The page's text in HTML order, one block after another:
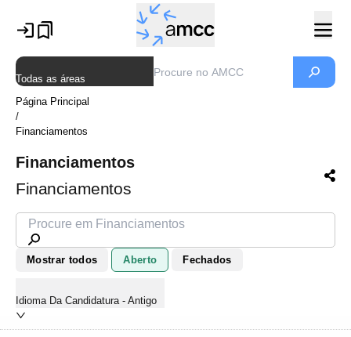
Todas as áreas
Página Principal
/
Financiamentos
Financiamentos
Financiamentos
Mostrar todos Aberto Fechados
Idioma Da Candidatura - Antigo